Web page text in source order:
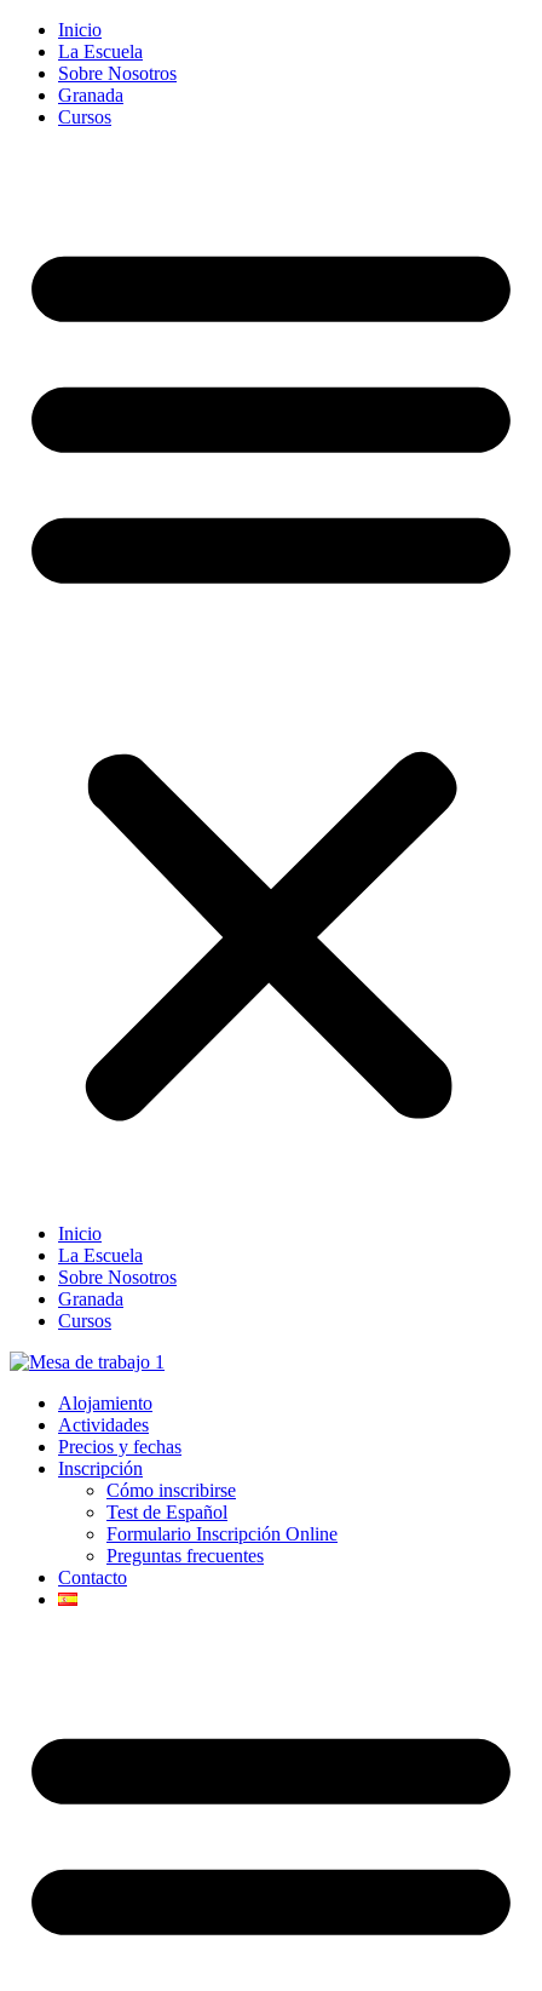
Inicio
La Escuela
Sobre Nosotros
Granada
Cursos
Inicio
La Escuela
Sobre Nosotros
Granada
Cursos
Alojamiento
Actividades
Precios y fechas
Inscripción
Cómo inscribirse
Test de Español
Formulario Inscripción Online
Preguntas frecuentes
Contacto